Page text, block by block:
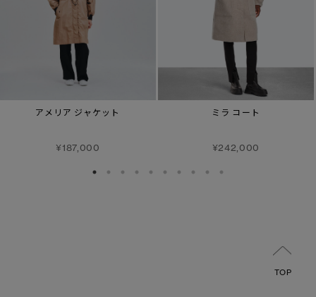
アメリア ジャケット
¥187,000
ミラ コート
¥242,000
TOP